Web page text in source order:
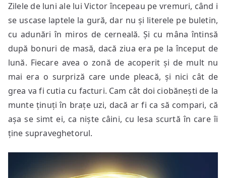
Zilele de luni ale lui Victor începeau pe vremuri, când i
se uscase laptele la gură, dar nu și literele pe buletin,
cu adunări în miros de cerneală. Și cu mâna întinsă
după bonuri de masă, dacă ziua era pe la început de
lună. Fiecare avea o zonă de acoperit și de mult nu
mai era o surpriză care unde pleacă, și nici cât de
grea va fi cutia cu facturi. Cam cât doi ciobănești de la
munte ținuți în brațe uzi, dacă ar fi ca să compari, că
așa se simt ei, ca niște câini, cu lesa scurtă în care îi
ține supraveghetorul.